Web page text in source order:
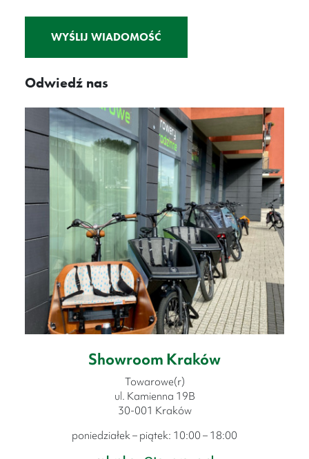
Alternative:
Odwiedź nas
Showroom Kraków
Towarowe(r)
ul. Kamienna 19B
30-001 Kraków
poniedziałek – piątek: 10:00 – 18:00